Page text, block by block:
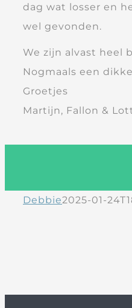
dag wat losser en
wel gevonden.
We zijn alvast heel
Nogmaals een
Groetjes
Martijn, Fallon &
Debbie2025-01-